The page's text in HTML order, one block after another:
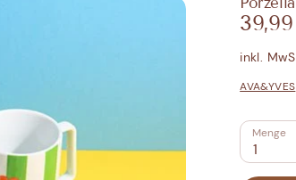
inkl.
AVA&YVES
Menge
1